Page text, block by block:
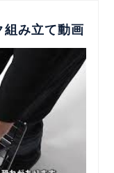
み立て動画